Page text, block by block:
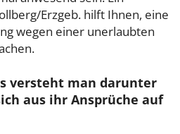
Erzgeb. hilft Ihnen, eine
wegen einer unerlaubten
versteht man darunter
aus ihr Ansprüche auf